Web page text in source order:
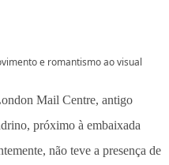
e romantismo ao visual
Mail Centre, antigo
próximo à embaixada
não teve a presença de